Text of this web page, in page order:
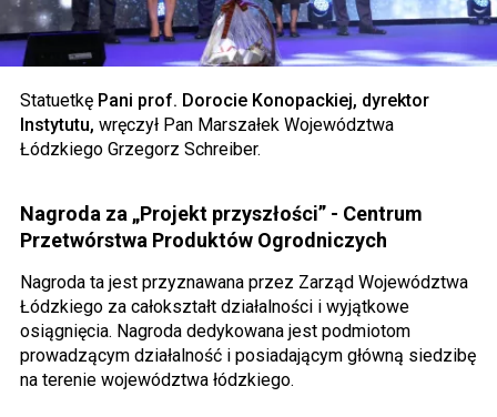
Statuetkę Pani prof. Dorocie Konopackiej, dyrektor
Instytutu, wręczył Pan Marszałek Województwa
Łódzkiego Grzegorz Schreiber.
Nagroda za „Projekt przyszłości” - Centrum
Przetwórstwa Produktów Ogrodniczych
Nagroda ta jest przyznawana przez Zarząd Województwa
Łódzkiego za całokształt działalności i wyjątkowe
osiągnięcia. Nagroda dedykowana jest podmiotom
prowadzącym działalność i posiadającym główną siedzibę
na terenie województwa łódzkiego.